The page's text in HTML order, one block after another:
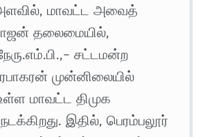
மாவட்ட அவைத்
தலைமையில்,
சட்டமன்ற
முன்னிலையில்
மாவட்ட திமுக
இதில், பெரம்பலூர்